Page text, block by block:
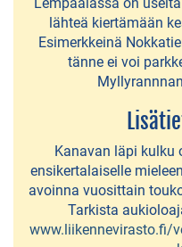
risteilyt
Kuokkalankosken
kalastualue
Melontareitti
Lempäälän
keskussaaren
lähteä kiertämään
Esimerkkeinä
tänne ei voi
Kanavan läpi kulku
ensikertalaiselle
avoinna vuosittain
Tarkista
www.liikennevirasto.fi/